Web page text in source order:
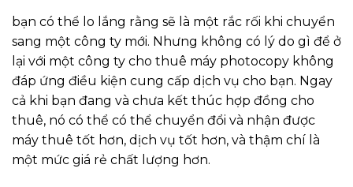
bạn có thể lo lắng rằng sẽ là một rắc rối khi chuyển
sang một công ty mới. Nhưng không có lý do gì để ở
lại với một công ty cho thuê máy photocopy không
đáp ứng điều kiện cung cấp dịch vụ cho bạn. Ngay
cả khi bạn đang và chưa kết thúc hợp đồng cho
thuê, nó có thể có thể chuyển đổi và nhận được
máy thuê tốt hơn, dịch vụ tốt hơn, và thậm chí là
một mức giá rẻ chất lượng hơn.